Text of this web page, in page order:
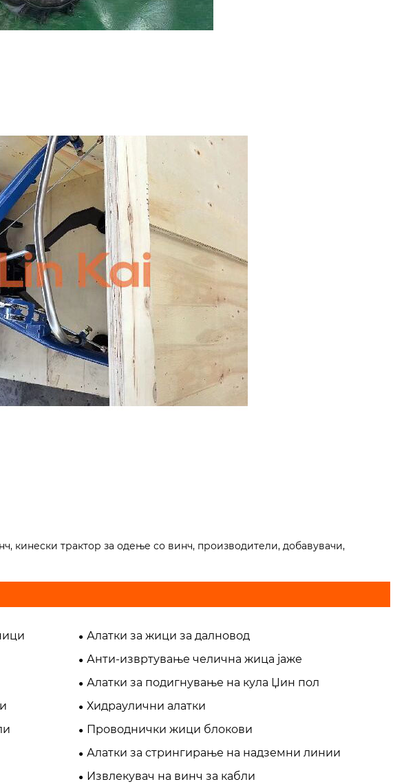
кинески трактор за одење со винч, производители, добавувачи,
Алатки за жици за далновод
Анти-извртување челична жица јаже
Алатки за подигнување на кула Џин пол
Хидраулични алатки
Проводнички жици блокови
Алатки за стрингирање на надземни линии
Извлекувач на винч за кабли